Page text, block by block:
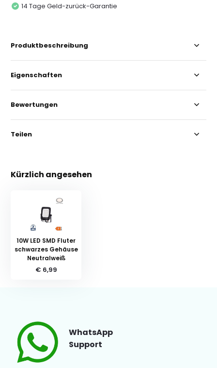
14 Tage Geld-zurück-Garantie
Produktbeschreibung
Eigenschaften
Bewertungen
Teilen
Kürzlich angesehen
10W LED SMD Fluter
schwarzes Gehäuse
Neutralweiß
€ 6,99
WhatsApp
Support